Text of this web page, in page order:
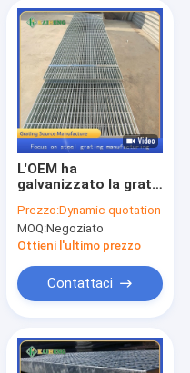
L'OEM ha
galvanizzato la grata
griglia del metallo per
la costruzione della
fase
Prezzo:Dynamic quotation
MOQ:Negoziato
Ottieni l'ultimo prezzo
Contattaci